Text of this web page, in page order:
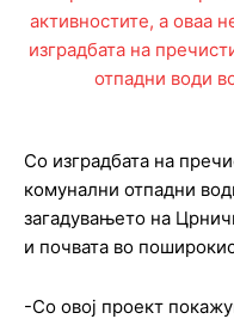
Со изградбата на
комунални отпадни
загадувањето на
и почвата во
-Со овој проект